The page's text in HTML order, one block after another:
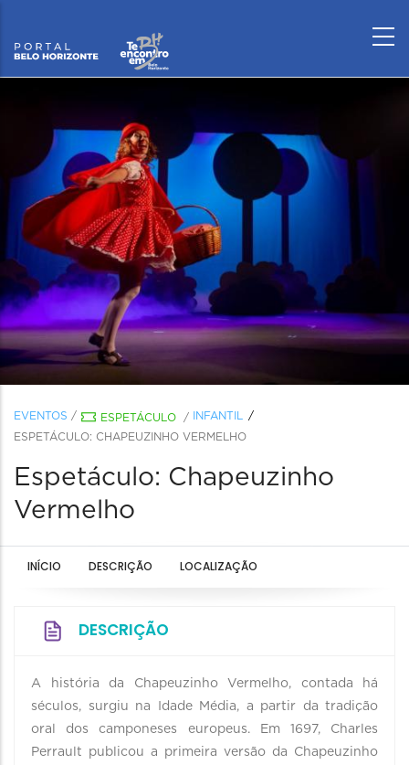
EVENTOS / ESPETÁCULO /
INFANTIL
ESPETÁCULO: CHAPEUZINHO VERMELHO
Espetáculo: Chapeuzinho
Vermelho
INÍCIO DESCRIÇÃO LOCALIZAÇÃO
DESCRIÇÃO
A história da Chapeuzinho Vermelho, contada há
séculos, surgiu na Idade Média, a partir da tradição
oral dos camponeses europeus. Em 1697, Charles
Perrault publicou a primeira versão da Chapeuzinho